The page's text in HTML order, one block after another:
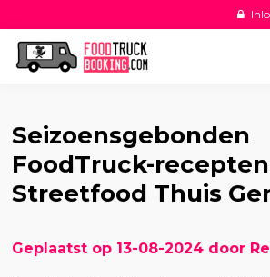
Seizoensgebonden
FoodTruck-
Streetfood Thuis
Geplaatst op 13-08-2024 door